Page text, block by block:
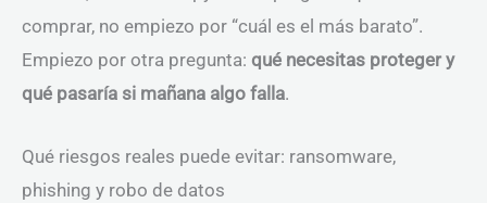
comprar, no empiezo por “cuál es el más barato”.
Empiezo por otra pregunta: qué necesitas proteger y
qué pasaría si mañana algo falla.
Qué riesgos reales puede evitar: ransomware,
phishing y robo de datos